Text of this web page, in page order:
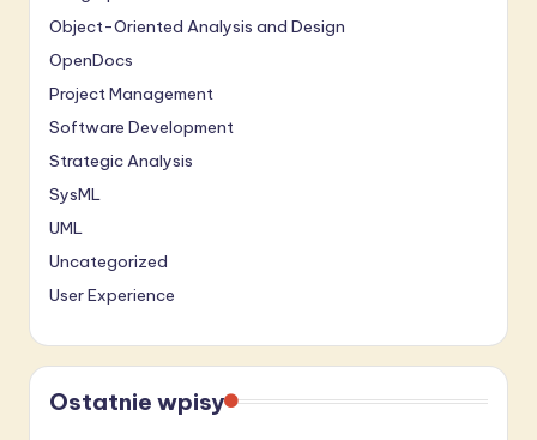
Object-Oriented Analysis and Design
OpenDocs
Project Management
Software Development
Strategic Analysis
SysML
UML
Uncategorized
User Experience
Ostatnie wpisy